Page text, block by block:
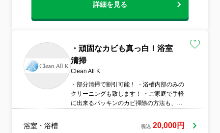
詳細を見る
・頑固なカビも真っ白！浴室
清掃
Clean All K
・部分清掃で割引可能！ ・浴槽内部のみの
クリーニングも致します！ ・ご家庭で手軽
に出来るパッキンのカビ掃除の方法も、ご
替えやリホームなどお考えの方、安くでで
浴室・浴槽 税込 20,000円